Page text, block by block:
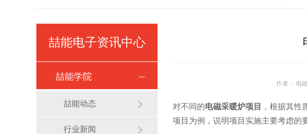
作者： 电
对不同的电磁采暖炉项目 ，根据其
项目为例，说明项目实施主要考虑的
喆能电子资讯中心
喆能学院
喆能动态
行业新闻